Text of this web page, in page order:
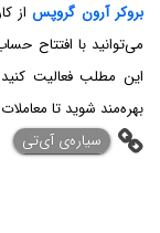
بروکر آرون گروپساز
می‌توانید با افتتاح
این مطلب فعالیت
بهره‌مند شوید تا
‌سیاره‌ی آی‌تی